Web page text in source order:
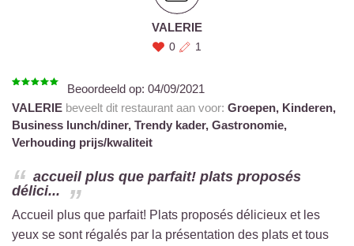
VALERIE
0 1
Beoordeeld op: 04/09/2021
VALERIE beveelt dit restaurant aan voor: Groepen, Kinderen,
Business lunch/diner, Trendy kader, Gastronomie,
Verhouding prijs/kwaliteit
accueil plus que parfait! plats proposés
délici...
Accueil plus que parfait! Plats proposés délicieux et les
yeux se sont régalés par la présentation des plats et tous